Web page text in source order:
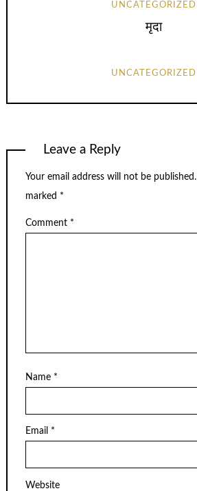
UNCATEGORIZED
मृदा
UNCATEGORIZED
Leave a Reply
Your email address will not be published.
marked *
Comment *
Name *
Email *
Website